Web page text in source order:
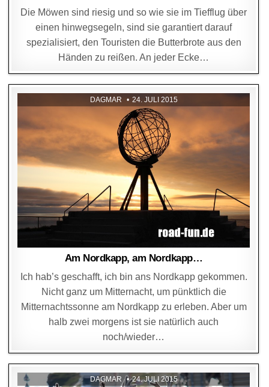
Die Möwen sind riesig und so wie sie im Tiefflug über
einen hinwegsegeln, sind sie garantiert darauf
spezialisiert, den Touristen die Butterbrote aus den
Händen zu reißen. An jeder Ecke…
DAGMAR 24. JULI 2015
Am Nordkapp, am Nordkapp…
Ich hab’s geschafft, ich bin ans Nordkapp gekommen.
Nicht ganz um Mitternacht, um pünktlich die
Mitternachtssonne am Nordkapp zu erleben. Aber um
halb zwei morgens ist sie natürlich auch
noch/wieder…
DAGMAR 24. JULI 2015